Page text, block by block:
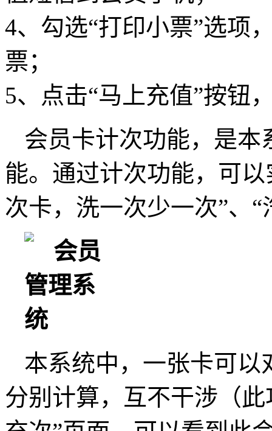
4、勾选“打印小票”选项
票；
5、点击“马上充值”按钮
会员卡计次功能，是
能。通过计次功能，可
次卡，洗一次少一次”、
本系统中，一张卡可以
分别计算，互不干涉（